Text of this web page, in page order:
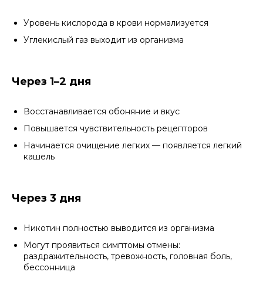
Уровень кислорода в крови нормализуется
Углекислый газ выходит из организма
Через 1–2 дня
Восстанавливается обоняние и вкус
Повышается чувствительность рецепторов
Начинается очищение легких — появляется легкий
кашель
Через 3 дня
Никотин полностью выводится из организма
Могут проявиться симптомы отмены:
раздражительность, тревожность, головная боль,
бессонница